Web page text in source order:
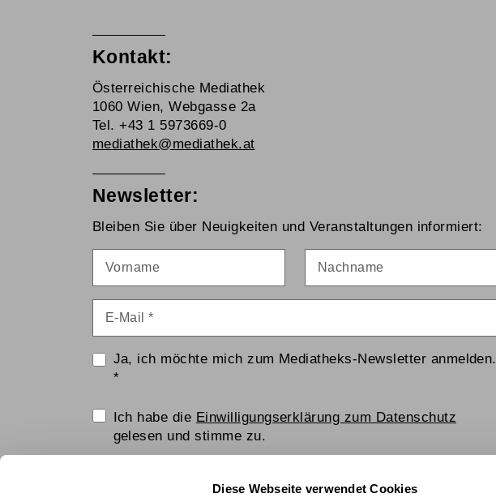
Diese Webseite verwendet Cookies
Kontakt:
Österreichische Mediathek
1060 Wien, Webgasse 2a
Tel. +43 1 5973669-0
mediathek@mediathek.at
Newsletter:
Bleiben Sie über Neuigkeiten und Veranstaltungen informiert:
Ja, ich möchte mich zum Mediatheks-Newsletter anmelden.
*
Einwilligungserklärung
Ich habe die Einwilligungserklärung zum Datenschutz
gelesen und stimme zu.
Hier klicken